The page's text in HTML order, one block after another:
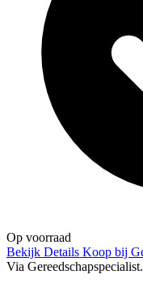
Op voorraad
Bekijk Details Koop bij
Via